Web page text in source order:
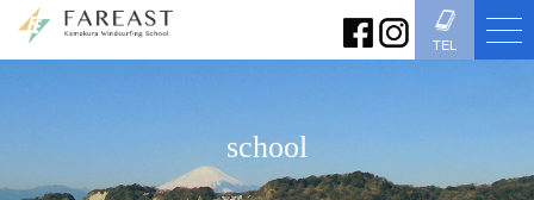
TEL
school